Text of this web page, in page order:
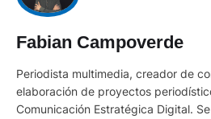
Fabian Campoverde
Periodista multimedia, creador de
elaboración de proyectos
Comunicación Estratégica Digital.